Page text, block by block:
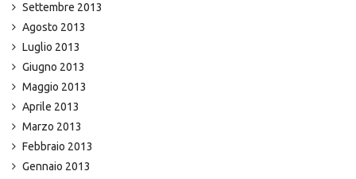
Settembre 2013
Agosto 2013
Luglio 2013
Giugno 2013
Maggio 2013
Aprile 2013
Marzo 2013
Febbraio 2013
Gennaio 2013